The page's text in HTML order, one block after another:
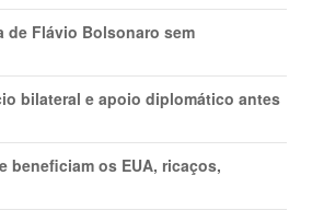
de Flávio Bolsonaro sem
bilateral e apoio diplomático antes
beneficiam os EUA, ricaços,